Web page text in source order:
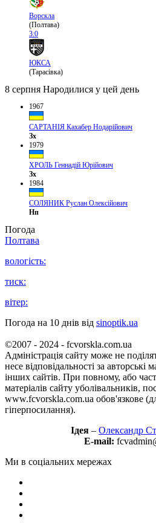
Ворскла
(Полтава)
3:0
ЮКСА
(Тарасівка)
8 серпня Народилися у цей день
1967
САРТАНІЯ Кахабер Нодарійович
Зх
1979
ХРОЛЬ Геннадій Юрійович
Зх
1984
СОЛЯНИК Руслан Олексійович
Нп
Погода
Полтава
вологість:
тиск:
вітер:
Погода на 10 днів від sinoptik.ua
©2007 - 2024 - fcvorskla.com.ua
Адміністрація сайту може не
несе відповідальності за авторські
інших сайтів. При повному, або
матеріалів сайту уболівальників,
www.fcvorskla.com.ua обов'язкове
гіперпосилання).
Ідея – Олександр
E-mail:
Ми в соціальних мережах